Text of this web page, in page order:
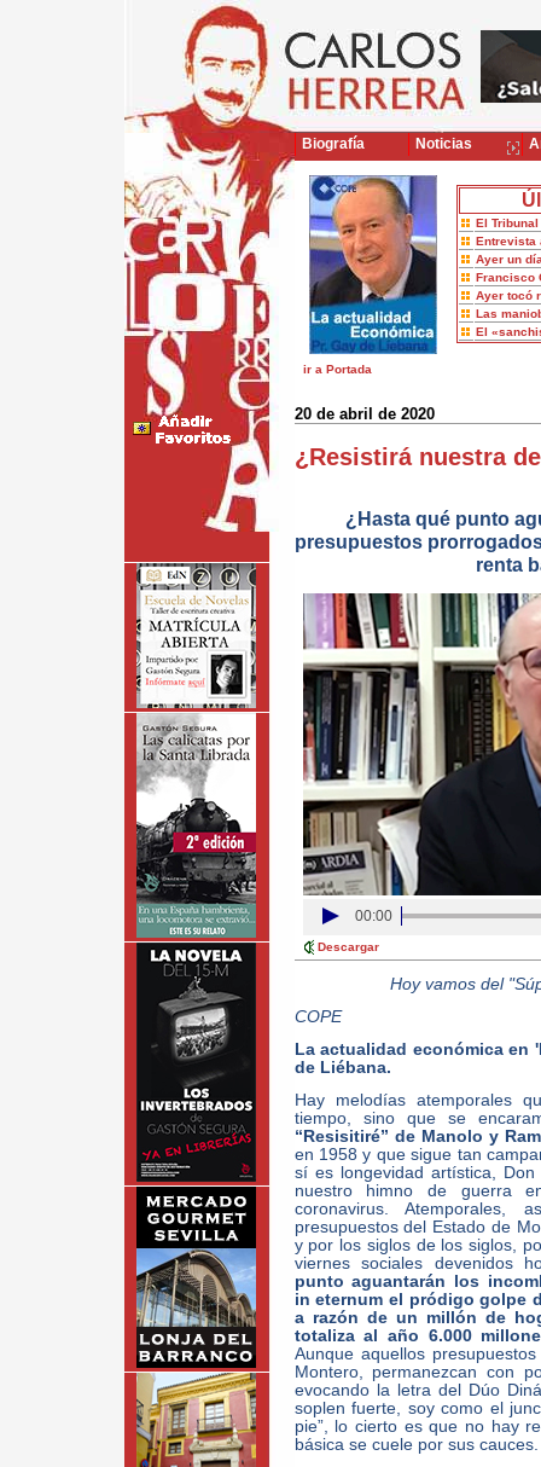
El
Entrevista
Ayer un
Francisco
Ayer tocó
Las
El
ir a Portada
20 de abril de 2020
¿Resistirá nuestra
¿Hasta qué punto
presupuestos
renta
00:00
Descargar
Hoy vamos del
COPE
La actualidad económica en
de Liébana.
Hay melodías atemporales
tiempo, sino que se
“Resisitiré” de Manolo y
en 1958 y que sigue tan
sí es longevidad artística, Don
nuestro himno de guerra
coronavirus. Atemporales,
presupuestos del Estado de
y por los siglos de los siglos,
viernes sociales devenidos
punto aguantarán los
in eternum el pródigo golpe
a razón de un millón de
totaliza al año 6.000
Aunque aquellos
Montero, permanezcan con
evocando la letra del Dúo
soplen fuerte, soy como el
pie”, lo cierto es que no hay
básica se cuele por sus cauces.
Biografía Noticias